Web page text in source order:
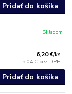
Pridať do košíka
6,20 €/ks
5,04 € bez DPH
Skladom
Pridať do košíka